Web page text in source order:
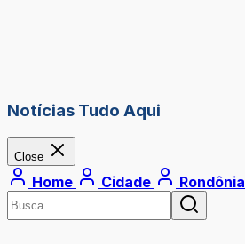
Notícias Tudo Aqui
Close
Home Cidade Rondônia